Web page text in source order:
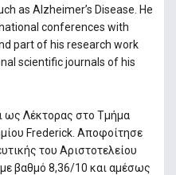
as Alzheimer’s Disease. He
conferences with
part of his research work
scientific journals of his
ως Λέκτορας στο Τμήμα
Frederick. Αποφοίτησε
του Αριστοτελείου
βαθμό 8,36/10 και αμέσως